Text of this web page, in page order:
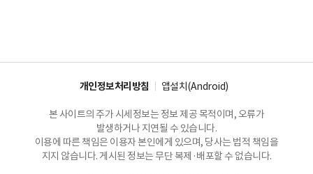
개인정보처리방침 앱설치(Android)
본 사이트의 주가 시세정보는 정보 제공 목적이며, 오류가
발생하거나 지연될 수 있습니다.
이용에 따른 책임은 이용자 본인에게 있으며, 당사는 법적 책임을
지지 않습니다. 게시된 정보는 무단 복제·배포할 수 없습니다.